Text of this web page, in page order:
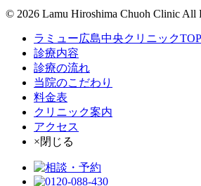
© 2026 Lamu Hiroshima Chuoh Clinic All
ラミュー広島中央クリニック
診療内容
診療の流れ
当院のこだわり
料金表
クリニック案内
アクセス
×閉じる